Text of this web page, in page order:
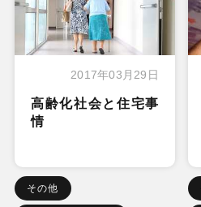
2017年03月29日
高齢化社会と住宅事
情
その他